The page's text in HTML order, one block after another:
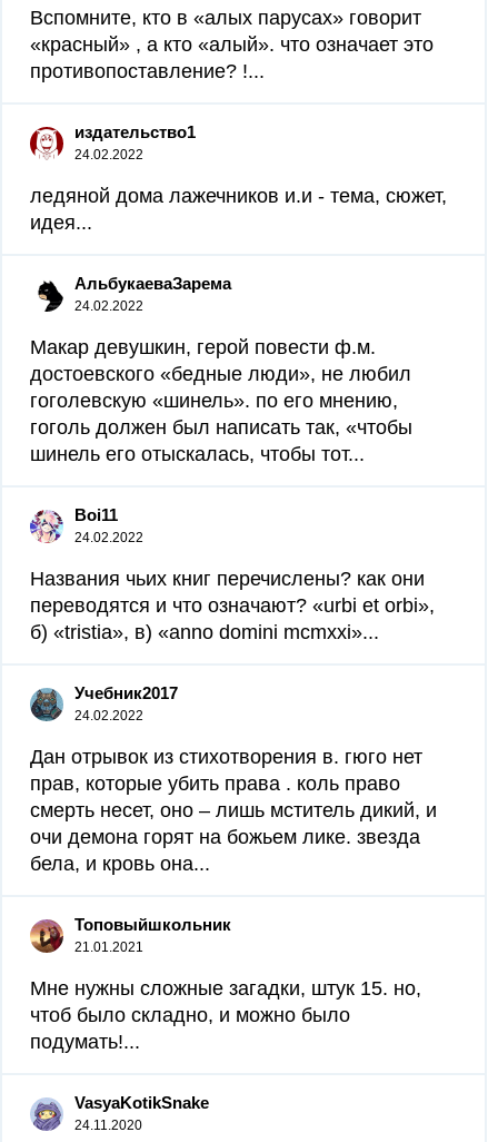
Вспомните, кто в «алых парусах» говорит
«красный» , а кто «алый». что означает это
противопоставление? !...
издательство1
24.02.2022
ледяной дома лажечников и.и - тема, сюжет,
идея...
АльбукаеваЗарема
24.02.2022
Макар девушкин, герой повести ф.м.
достоевского «бедные люди», не любил
гоголевскую «шинель». по его мнению,
гоголь должен был написать так, «чтобы
шинель его отыскалась, чтобы тот...
Boi11
24.02.2022
Названия чьих книг перечислены? как они
переводятся и что означают? «urbi et orbi»,
б) «tristia», в) «anno domini mcmxxi»...
Учебник2017
24.02.2022
Дан отрывок из стихотворения в. гюго нет
прав, которые убить права . коль право
смерть несет, оно – лишь мститель дикий, и
очи демона горят на божьем лике. звезда
бела, и кровь она...
Топовыйшкольник
21.01.2021
Мне нужны сложные загадки, штук 15. но,
чтоб было складно, и можно было
подумать!...
VasyaKotikSnake
24.11.2020